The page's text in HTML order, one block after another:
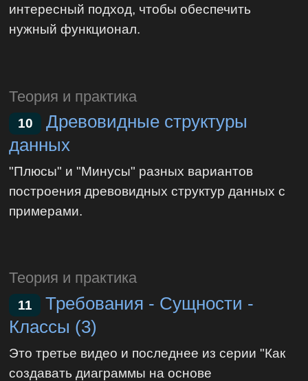
интересный подход, чтобы обеспечить
нужный функционал.
Теория и практика
10
Древовидные структуры
данных
"Плюсы" и "Минусы" разных вариантов
построения древовидных структур данных с
примерами.
Теория и практика
11
Требования - Сущности -
Классы (3)
Это третье видео и последнее из серии "Как
создавать диаграммы на основе